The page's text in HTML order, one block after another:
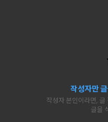
작성자만
작성자 본인이라면,
글을